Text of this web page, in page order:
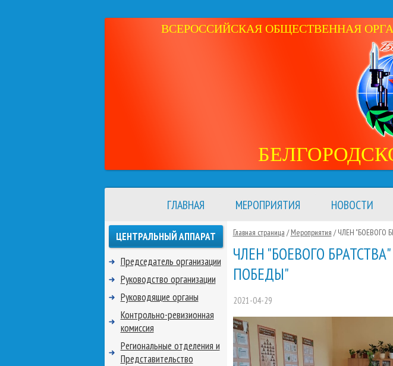
ВСЕРОССИЙСКАЯ ОБЩЕСТВЕННАЯ
ГЛАВНАЯ МЕРОПРИЯТИЯ НОВОСТИ
Главная страница /Мероприятия /ЧЛЕН "БОЕВОГО
ЧЛЕН "БОЕВОГО
ПОБЕДЫ"
2021-04-29
ЦЕНТРАЛЬНЫЙ АППАРАТ
Председатель организации
Руководство организации
Руководящие органы
Контрольно-ревизионная
комиссия
Региональные отделения и
Представительство